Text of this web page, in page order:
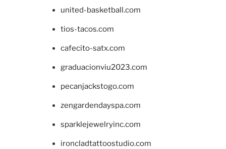
united-basketball.com
tios-tacos.com
cafecito-satx.com
graduacionviu2023.com
pecanjackstogo.com
zengardendayspa.com
sparklejewelryinc.com
ironcladtattoostudio.com